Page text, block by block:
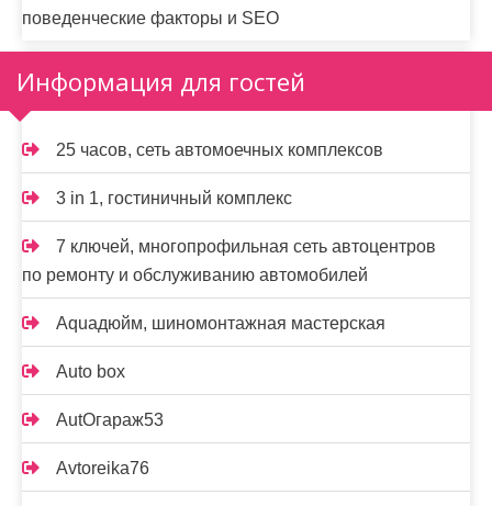
поведенческие факторы и SEO
Информация для гостей
25 часов, сеть автомоечных комплексов
3 in 1, гостиничный комплекс
7 ключей, многопрофильная сеть автоцентров
по ремонту и обслуживанию автомобилей
Aquaдюйм, шиномонтажная мастерская
Auto box
AutOгараж53
Avtoreika76